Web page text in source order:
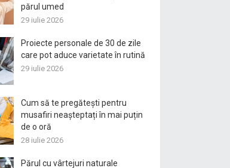
părul umed
29 iulie 2026
Proiecte personale de 30 de zile
care pot aduce varietate în rutină
29 iulie 2026
Cum să te pregătești pentru
musafiri neașteptați în mai puțin
de o oră
28 iulie 2026
Părul cu vârtejuri naturale